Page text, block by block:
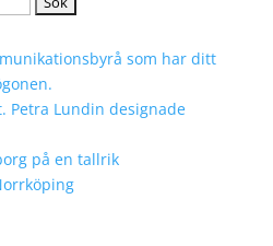
som har ditt
Petra Lundin designade
på en tallrik